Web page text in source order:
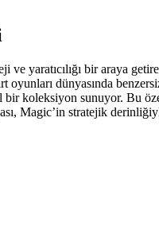
yaratıcılığı bir araya
oyunları dünyasında
koleksiyon sunuyor. Bu
Magic’in stratejik